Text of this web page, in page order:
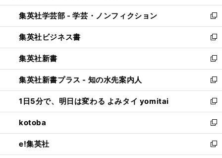
開
く
ウ
で
開
く
ン
ド
ウ
で
開
く
ウ
ィ
ン
ド
ウ
で
開
く
集英社学芸部 - 学芸・ノンフィクション
新
し
い
ウ
ィ
ン
ド
ウ
で
開
く
集英社ビジネス書
新
し
い
ウ
ィ
ン
ド
ウ
で
開
く
集英社新書
新
し
い
ウ
ィ
ン
ド
ウ
で
開
集英社新書プラス - 知の水先案内人
新
し
い
ウ
ィ
ン
ド
ウ
1日5分で、明日は変わる よみタイ yomitai
新
し
い
ウ
ィ
ン
kotoba
新
し
い
ウ
e!集英社
新